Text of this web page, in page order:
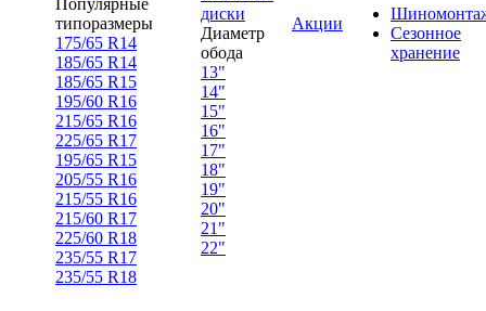
Популярные
типоразмеры
175/65 R14
185/65 R14
185/65 R15
195/60 R16
215/65 R16
225/65 R17
195/65 R15
205/55 R16
215/55 R16
215/60 R17
225/60 R18
235/55 R17
235/55 R18
диски
Диаметр
обода
13"
14"
15"
16"
17"
18"
19"
20"
21"
22"
Акции
Сезонное
хранение